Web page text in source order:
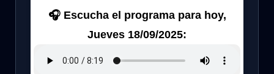
🎧 Escucha el programa para hoy,
Jueves 18/09/2025: